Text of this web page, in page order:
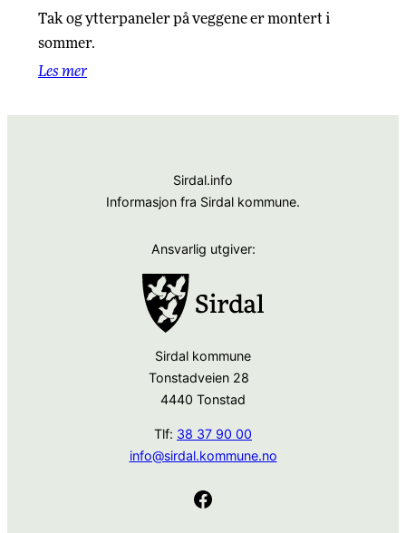
Tak og ytterpaneler på veggene er montert i
sommer.
Les mer
Sirdal.info
Informasjon fra Sirdal kommune.
Ansvarlig utgiver:
Sirdal kommune
Tonstadveien 28
4440 Tonstad
Tlf: 38 37 90 00
info@sirdal.kommune.no
Facebook